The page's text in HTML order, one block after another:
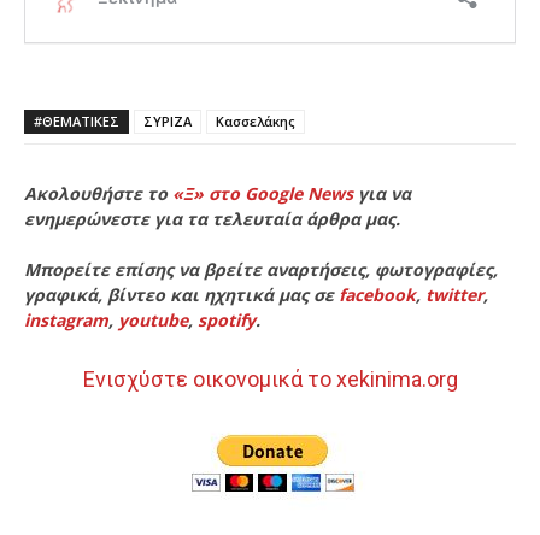
#ΘΕΜΑΤΙΚΈΣ ΣΥΡΙΖΑ Κασσελάκης
Ακολουθήστε το «Ξ» στο Google Newsγια να
ενημερώνεστε για τα τελευταία άρθρα μας.
Μπορείτε επίσης να βρείτε αναρτήσεις, φωτογραφίες,
γραφικά, βίντεο και ηχητικά μας σε facebook, twitter,
instagram, youtube, spotify.
Ενισχύστε οικονομικά το xekinima.org